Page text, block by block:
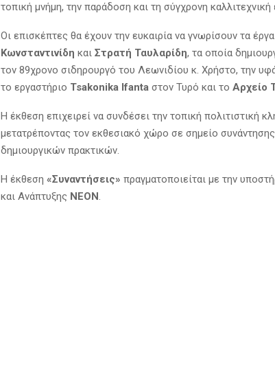
τοπική μνήμη, την παράδοση και τη σύγχρονη
Οι επισκέπτες θα έχουν την ευκαιρία να γνωρίσουν τα
Κωνσταντινίδη και Στρατή Ταυλαρίδη, τα οποία
τον 89χρονο σιδηρουργό του Λεωνιδίου κ. Χρήστο, την
το εργαστήριο Tsakonika Ifanta στον Τυρό και το Αρχείο
Η έκθεση επιχειρεί να συνδέσει την τοπική πολιτιστική
μετατρέποντας τον εκθεσιακό χώρο σε σημείο
δημιουργικών πρακτικών.
Η έκθεση «Συναντήσεις» πραγματοποιείται με την
και Ανάπτυξης ΝΕΟΝ .